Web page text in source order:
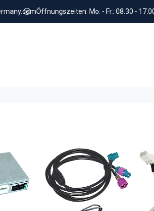
Öffnungszeiten: Mo. - Fr.: 08.30 -